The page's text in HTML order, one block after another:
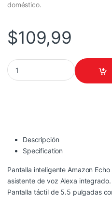
doméstico.
$109,99
PANTALLA AMAZON ECHO
Descripción
Specification
Pantalla inteligente Amazon
asistente de voz Alexa integrado.
Pantalla táctil de 5.5 pulgadas